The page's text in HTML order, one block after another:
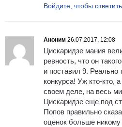
Войдите, чтобы ответить
Аноним 26.07.2017, 12:08
Цискаридзе мания
ревность, что он
и поставил 9.
конкурса! Уж кто-кто,
своем деле, на весь
Цискаридзе еще под
Попов правильно
оценок больше никому